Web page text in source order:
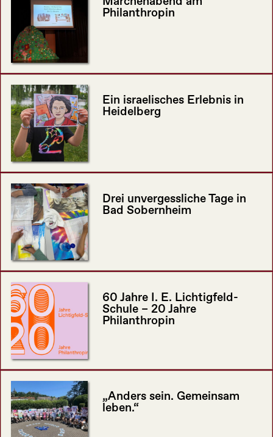
Philanthropin
Ein israelisches Erlebnis in
Heidelberg
Drei unvergessliche Tage in
Bad Sobernheim
60 Jahre I. E. Lichtigfeld-
Schule – 20 Jahre
Philanthropin
„Anders sein. Gemeinsam
leben.“